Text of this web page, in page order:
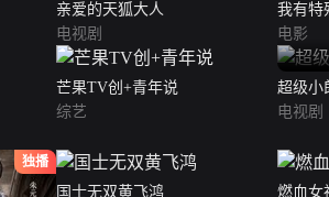
亲爱的天狐大人
电视剧
我有特
电影
芒果TV创+青年说
综艺
超级小
电视剧
独播
国士无双黄飞鸿
燃血女